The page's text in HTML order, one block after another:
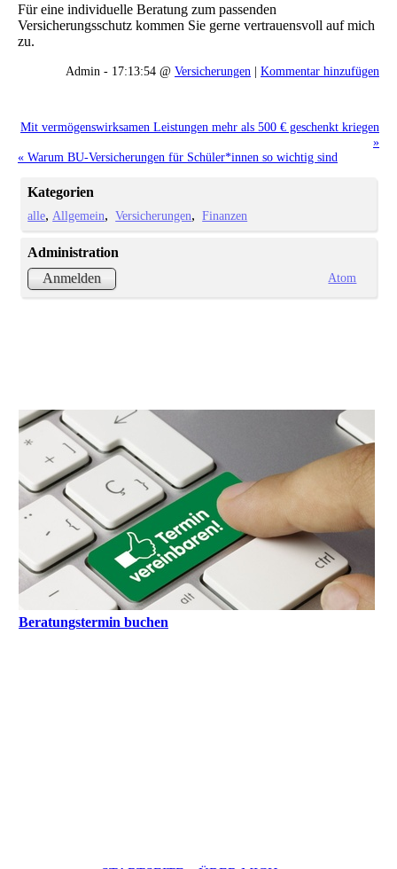
Für eine individuelle Beratung zum passenden
Versicherungsschutz kommen Sie gerne vertrauensvoll auf mich
zu.
Admin - 17:13:54 @ Versicherungen | Kommentar hinzufügen
Mit vermögenswirksamen Leistungen mehr als 500 € geschenkt kriegen
»
« Warum BU-Versicherungen für Schüler*innen so wichtig sind
Kategorien
alle Allgemein Versicherungen Finanzen
Administration
Anmelden
Atom
Beratungstermin buchen